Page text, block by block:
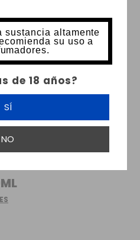
sustancia altamente
su uso a
de 18 años?
SÍ
NO